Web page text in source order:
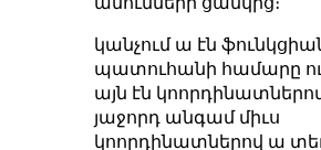
կանչում ա էն
պատուհանի համարը
այն էն
յաջորդ անգամ միւս
կոորդինատներով ա